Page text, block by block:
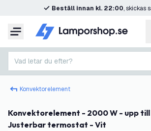
Beställ innan kl. 22:00, skickas
Meny
Vad letar du efter?
Konvektorelement
Konvektorelement - 2000 W - upp till 25 m² -
Justerbar termostat - Vit